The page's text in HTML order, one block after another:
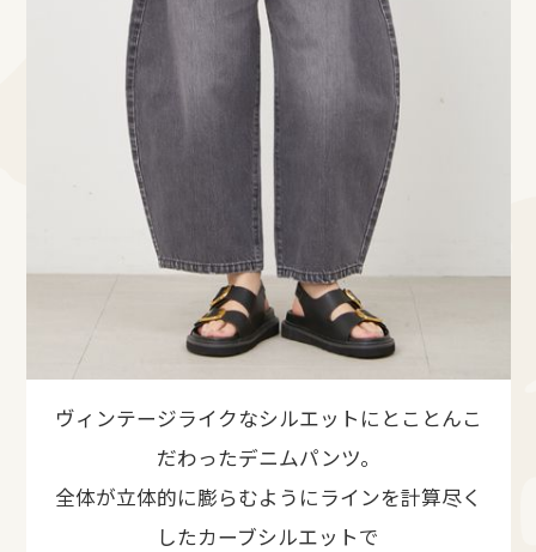
ヴィンテージライクなシルエットにとことんこ
だわったデニムパンツ。
全体が立体的に膨らむようにラインを計算尽く
したカーブシルエットで